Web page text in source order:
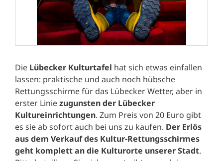
Die Lübecker Kulturtafel hat sich etwas einfallen
lassen: praktische und auch noch hübsche
Rettungsschirme für das Lübecker Wetter, aber in
erster Liniezugunsten der Lübecker
Kultureinrichtungen. Zum Preis von 20 Euro gibt
es sie ab sofort auch bei uns zu kaufen. Der Erlös
aus dem Verkauf des Kultur-Rettungsschirmes
geht komplett an die Kulturorte unserer Stadt.